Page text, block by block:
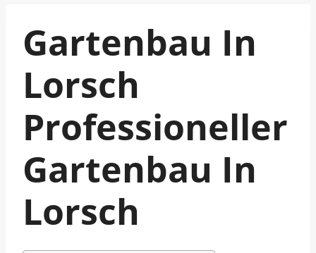
Gartenbau In
Lorsch
Professioneller
Gartenbau In
Lorsch